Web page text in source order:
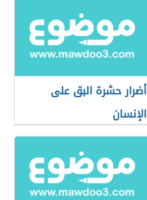
أضرار حشرة البق على
الإنسان